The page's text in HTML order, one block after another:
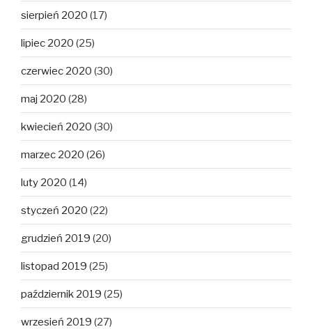
sierpień 2020 (17)
lipiec 2020 (25)
czerwiec 2020 (30)
maj 2020 (28)
kwiecień 2020 (30)
marzec 2020 (26)
luty 2020 (14)
styczeń 2020 (22)
grudzień 2019 (20)
listopad 2019 (25)
październik 2019 (25)
wrzesień 2019 (27)